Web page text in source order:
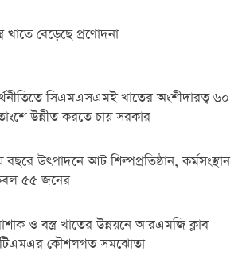
খাতে বেড়েছে প্রণোদনা
সিএমএসএমই খাতের অংশীদারত্ব ৬০
উন্নীত করতে চায় সরকার
বছরে উৎপাদনে আট শিল্পপ্রতিষ্ঠান, কর্মসংস্থান
৫৫ জনের
ও বস্ত্র খাতের উন্নয়নে আরএমজি ক্লাব-
কৌশলগত সমঝোতা